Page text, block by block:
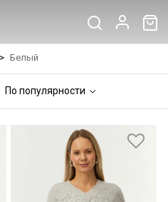
> Белый
По популярности